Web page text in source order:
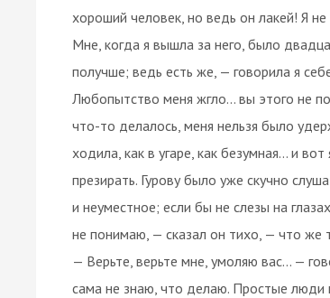
хороший человек, но ведь он лакей! Я
Мне, когда я вышла за него, было
получше; ведь есть же, — говорила я
Любопытство меня жгло... вы этого не
что-то делалось, меня нельзя было
ходила, как в угаре, как безумная... и
презирать. Гурову было уже скучно
и неуместное; если бы не слезы на
не понимаю, — сказал он тихо, — что же
— Верьте, верьте мне, умоляю вас... —
сама не знаю, что делаю. Простые люди